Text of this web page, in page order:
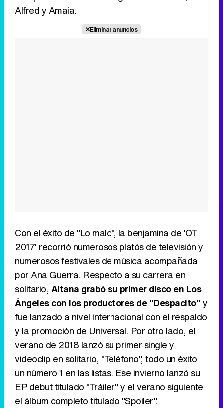
Alfred y Amaia.
Eliminar anuncios
Con el éxito de "Lo malo", la benjamina de 'OT
2017' recorrió numerosos platós de televisión y
numerosos festivales de música acompañada
por Ana Guerra. Respecto a su carrera en
solitario, Aitana grabó su primer disco en Los
Ángeles con los productores de "Despacito"y
fue lanzado a nivel internacional con el respaldo
y la promoción de Universal. Por otro lado, el
verano de 2018 lanzó su primer single y
videoclip en solitario, "Teléfono", todo un éxito
un número 1 en las listas. Ese invierno lanzó su
EP debut titulado "Tráiler" y el verano siguiente
el álbum completo titulado "Spoiler".